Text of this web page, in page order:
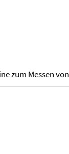
zum Messen